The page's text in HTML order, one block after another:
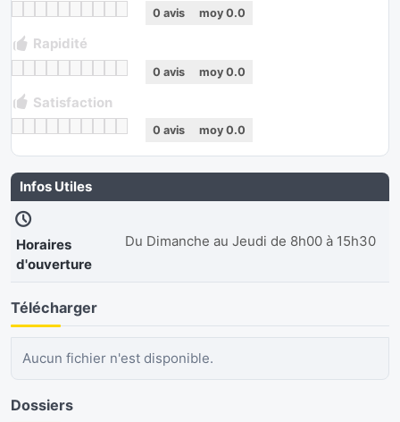
0 avis moy 0.0
Rapidité
0 avis moy 0.0
Satisfaction
0 avis moy 0.0
Infos Utiles
Horaires
d'ouverture
Du Dimanche au Jeudi de 8h00 à 15h30
Télécharger
Aucun fichier n'est disponible.
Dossiers